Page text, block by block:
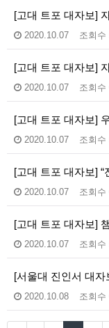
[고대 트포 대자보]
2020.10.07 조회수
[고대 트포 대자보]
2020.10.07 조회수
[고대 트포 대자보]
2020.10.07 조회수
[고대 트포 대자보]
2020.10.07 조회수
[고대 트포 대자보]
2020.10.07 조회수
[서울대 진인서 대
2020.10.08 조회수